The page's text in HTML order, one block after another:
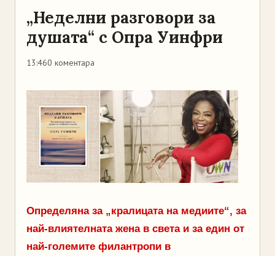
„Неделни разговори за
душата“ с Опра Уинфри
13:460 коментара
Определяна за „кралицата на медиите“, за
най-влиятелната жена в света и за един от
най-големите филантропи в